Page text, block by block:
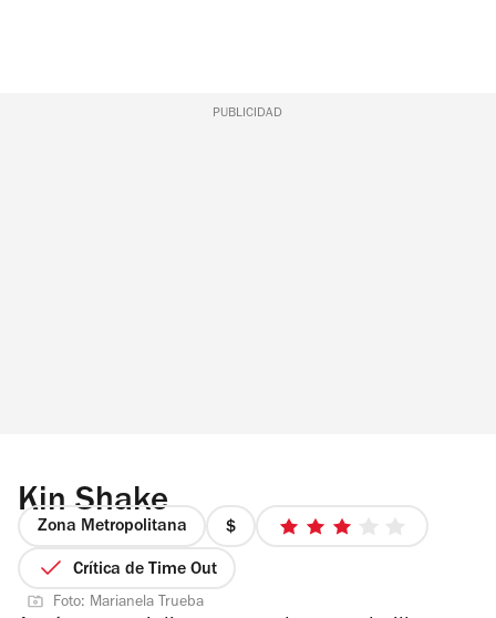
PUBLICIDAD
Kin Shake
Zona Metropolitana
precio
3
Crítica de Time Out
Foto: Marianela Trueba